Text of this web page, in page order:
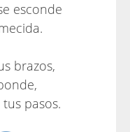
esconde
brazos,
pasos.